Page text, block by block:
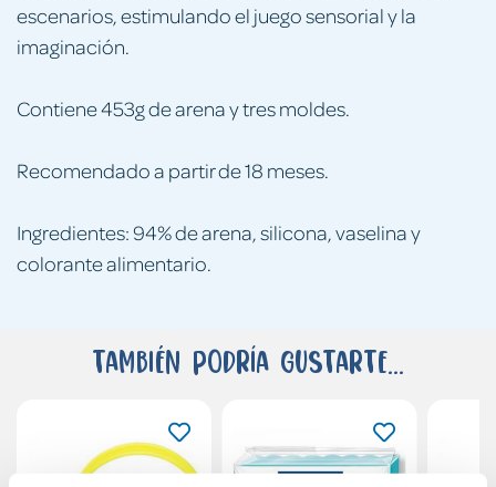
escenarios, estimulando el juego sensorial y la
imaginación.
Contiene 453g de arena y tres moldes.
Recomendado a partir de 18 meses.
Ingredientes: 94% de arena, silicona, vaselina y
colorante alimentario.
También podría gustarte...